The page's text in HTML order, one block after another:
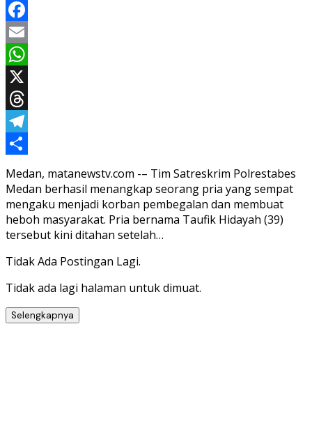
Facebook
Email
WhatsApp
X
Threads
Telegram
Share
Medan, matanewstv.com -– Tim Satreskrim Polrestabes
Medan berhasil menangkap seorang pria yang sempat
mengaku menjadi korban pembegalan dan membuat
heboh masyarakat. Pria bernama Taufik Hidayah (39)
tersebut kini ditahan setelah…
Tidak Ada Postingan Lagi.
Tidak ada lagi halaman untuk dimuat.
Selengkapnya